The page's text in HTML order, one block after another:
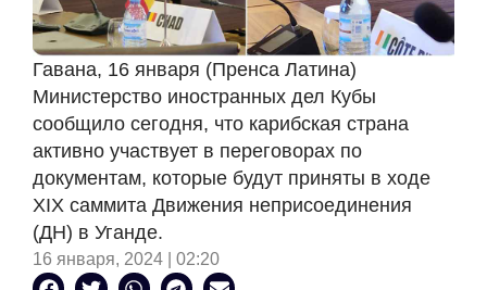
Гавана, 16 января (Пренса Латина)
Министерство иностранных дел Кубы
сообщило сегодня, что карибская страна
активно участвует в переговорах по
документам, которые будут приняты в ходе
XIX саммита Движения неприсоединения
(ДН) в Уганде.
16 января, 2024 | 02:20